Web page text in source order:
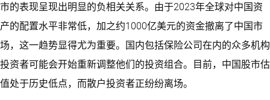
市的表现呈现出明显的负相关关系。由于2023年全球对中国资
产的配置水平非常低，加之约1000亿美元的资金撤离了中国市
场，这一趋势显得尤为重要。国内包括保险公司在内的众多机构
投资者可能会开始重新调整他们的投资组合。目前，中国股市估
值处于历史低点，而散户投资者正纷纷离场。